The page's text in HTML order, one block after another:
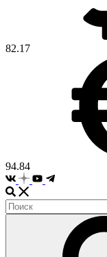
82.17
94.84